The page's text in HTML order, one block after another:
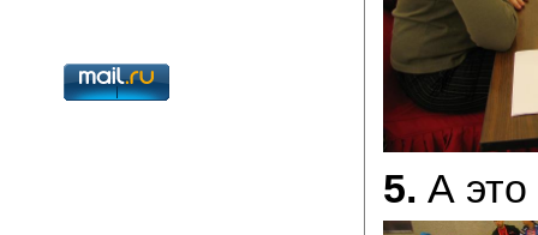
5. А это